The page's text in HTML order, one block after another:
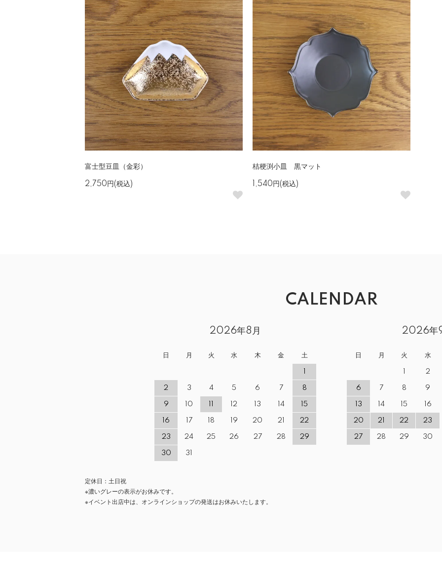
富士型豆皿（金彩）
2,750円(税込)
桔梗渕小皿 黒マット
1,540円(税込)
CALENDAR
2026年8月
日 月 火 水 木 金 土
2 3 4 5 6 7 8
9 10 12 13 14 15
16 17 18 19 20 21 22
23 24 25 26 27 28 29
30 31
2026年
日 月 火 水
2
6 7 8 9
13 14 15 16
20 21 22 23
27 28 29 30
定休日：土日祝
※濃いグレーの表示がお休みです。
※イベント出店中は、オンラインショップの発送はお休みいたします。